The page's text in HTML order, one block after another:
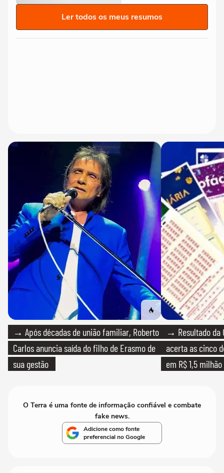
Ler todos os meus resumos
→ Após décadas de união familiar, Roberto
Carlos anuncia saída do filho de Erasmo de
sua gestão
→ Resultado da
acerta as cinco
em R$ 1,5 milhão
O Terra é uma fonte de informação confiável e combate
fake news.
Adicione como fonte
preferencial no Google